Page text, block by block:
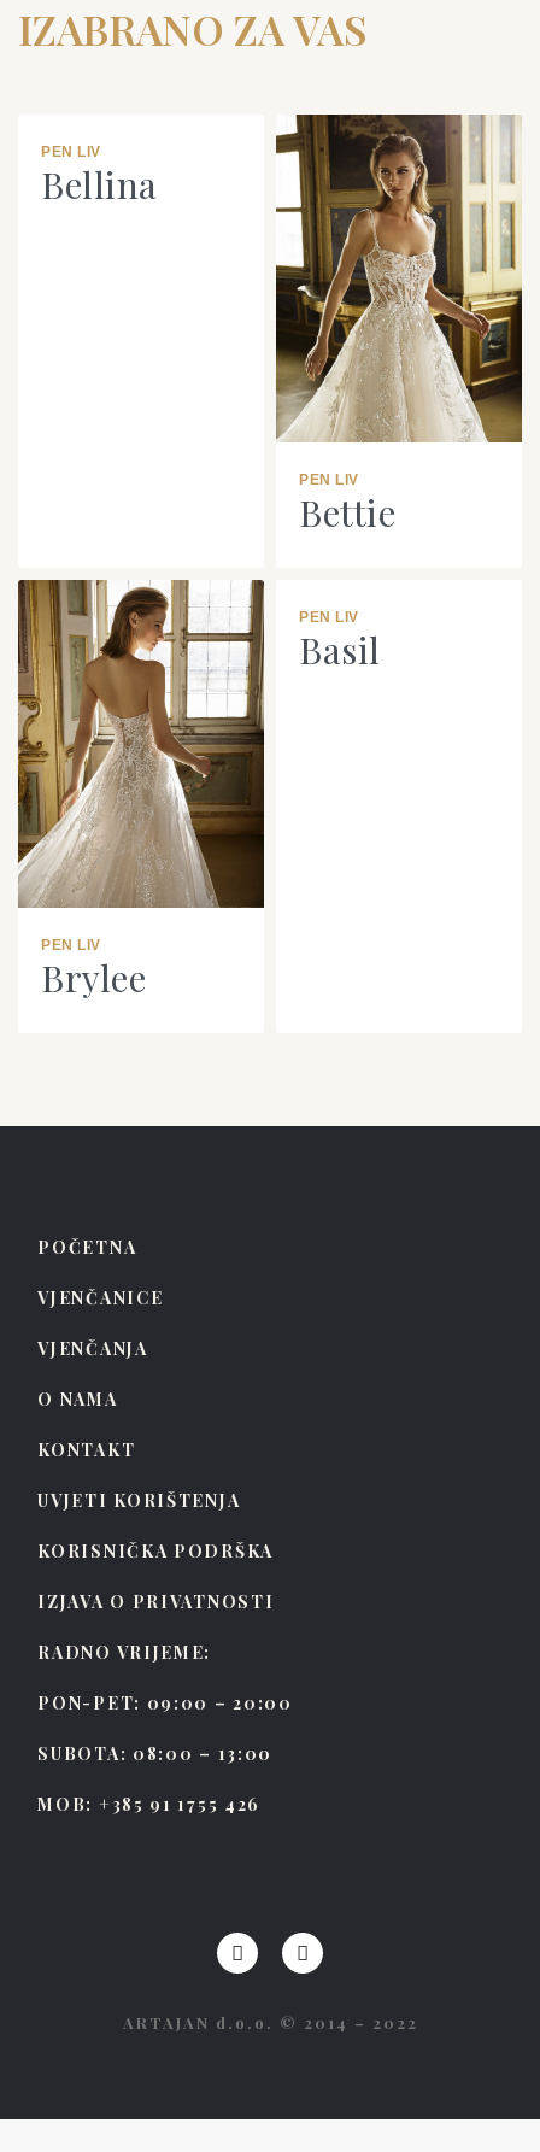
IZABRANO ZA VAS
PEN LIV
Bellina
PEN LIV
Bettie
PEN LIV
Brylee
PEN LIV
Basil
POČETNA
VJENČANICE
VJENČANJA
O NAMA
KONTAKT
UVJETI KORIŠTENJA
KORISNIČKA PODRŠKA
IZJAVA O PRIVATNOSTI
RADNO VRIJEME:
PON-PET: 09:00 – 20:00
SUBOTA: 08:00 – 13:00
MOB: +385 91 1755 426
ARTAJAN d.o.o. © 2014 – 2022